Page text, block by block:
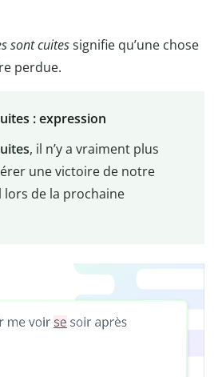
sont cuitessignifie qu’une chose
perdue.
: expression
, il n’y a vraiment plus
une victoire de notre
de la prochaine